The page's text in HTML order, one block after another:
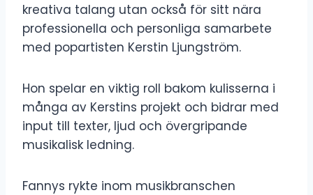
kreativa talang utan också för sitt nära
professionella och personliga samarbete
med popartisten Kerstin Ljungström.
Hon spelar en viktig roll bakom kulisserna i
många av Kerstins projekt och bidrar med
input till texter, ljud och övergripande
musikalisk ledning.
Fannys rykte inom musikbranschen